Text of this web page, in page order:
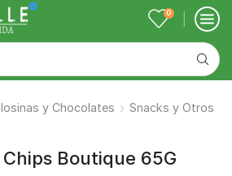
0
y Chocolates Snacks y Otros
Boutique 65G